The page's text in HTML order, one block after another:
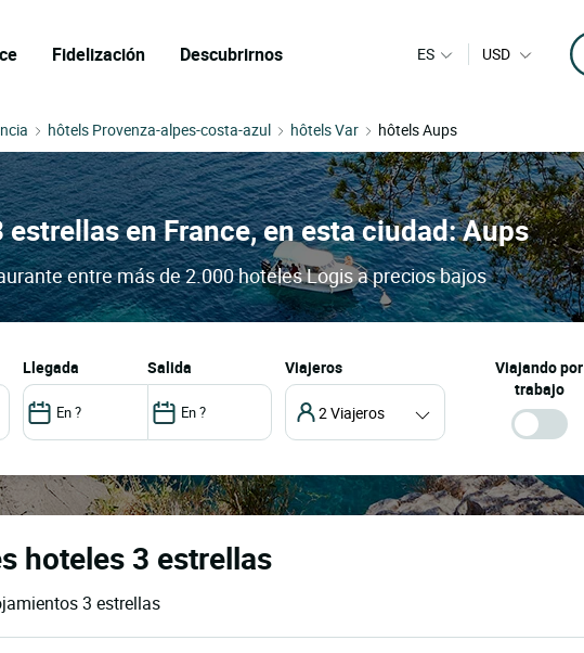
Fidelización Descubrirnos ES USD
hôtels Provenza-alpes-costa-azul hôtels Var hôtels Aups
en France, en esta ciudad: Aups
entre más de 2.000 hoteles Logis a precios bajos
llegada salida Viajeros
2 Viajeros
Viajando por
trabajo
hoteles 3 estrellas
3 estrellas